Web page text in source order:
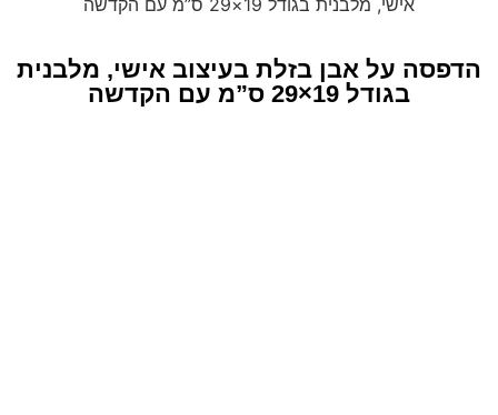
הדפסה על אבן בזלת בעיצוב אישי, מלבנית
בגודל 19×29 ס”מ עם הקדשה